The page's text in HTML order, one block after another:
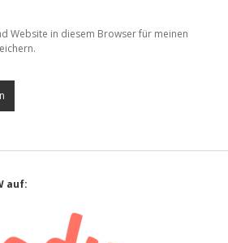
Website in diesem Browser für meinen
auf: